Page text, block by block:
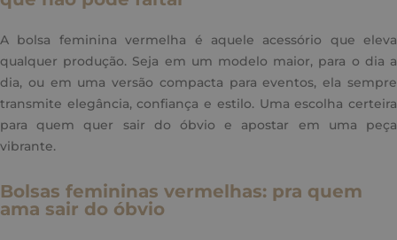
A bolsa feminina vermelha é aquele acessório que eleva
qualquer produção. Seja em um modelo maior, para o dia a
dia, ou em uma versão compacta para eventos, ela sempre
transmite elegância, confiança e estilo. Uma escolha certeira
para quem quer sair do óbvio e apostar em uma peça
vibrante.
Bolsas femininas vermelhas: pra quem
ama sair do óbvio